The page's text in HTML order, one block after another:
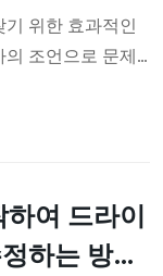
위한 효과적인
조언으로 문제
여 드라이
하는 방